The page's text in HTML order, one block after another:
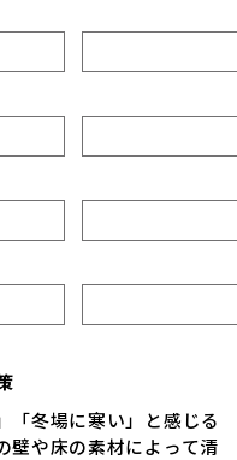
「冬場に寒い」と感じる
壁や床の素材によって清